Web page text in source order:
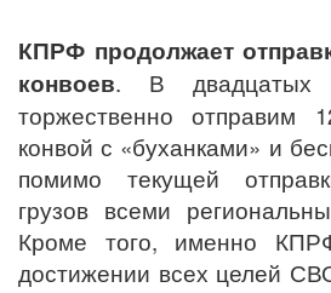
КПРФ продолжает
конвоев. В двадцатых
торжественно отправим
конвой с «буханками» и
помимо текущей
грузов всеми
Кроме того, именно
достижении всех целей